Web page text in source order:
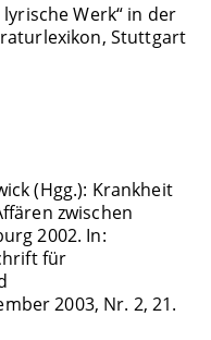
Werk“ in der
Stuttgart
(Hgg.): Krankheit
zwischen
2002. In:
für
2003, Nr. 2, 21.